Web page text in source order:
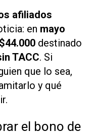
afiliados
en mayo
destinado
TACC. Si
que lo sea,
y qué
el bono de